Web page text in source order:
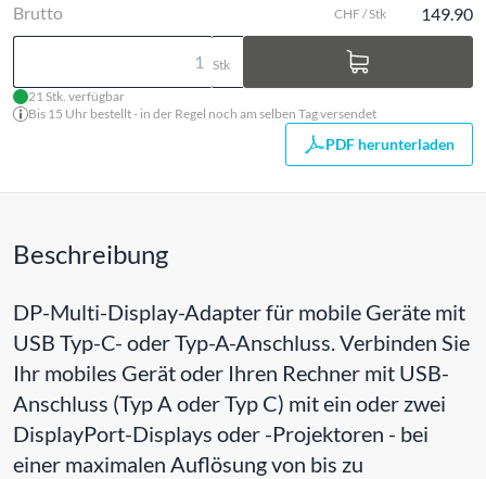
Brutto CHF / Stk 149.90
Stk
21 Stk. verfügbar
Bis 15 Uhr bestellt - in der Regel noch am selben Tag versendet
PDF herunterladen
Beschreibung
DP-Multi-Display-Adapter für mobile Geräte mit
USB Typ-C- oder Typ-A-Anschluss. Verbinden Sie
Ihr mobiles Gerät oder Ihren Rechner mit USB-
Anschluss (Typ A oder Typ C) mit ein oder zwei
DisplayPort-Displays oder -Projektoren - bei
einer maximalen Auflösung von bis zu